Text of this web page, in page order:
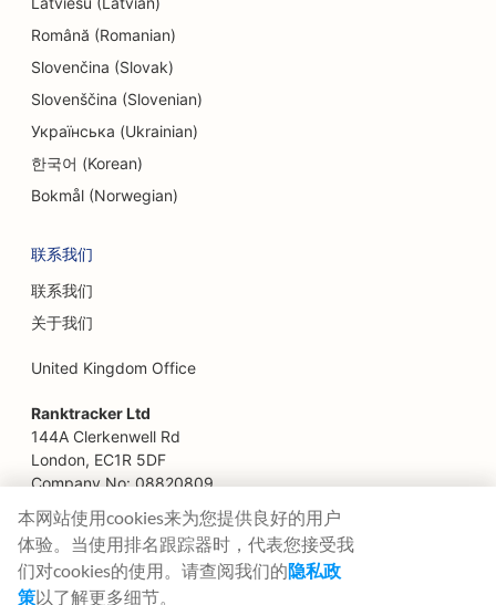
Română (Romanian)
Slovenčina (Slovak)
Slovenščina (Slovenian)
Українська (Ukrainian)
한국어 (Korean)
Bokmål (Norwegian)
联系我们
联系我们
关于我们
United Kingdom Office
Ranktracker Ltd
144A Clerkenwell Rd
London, EC1R 5DF
Company No: 08820809
felix@ranktracker.com
2015 -2026© Ranktracker. All Rights Reserved.
本网站使用cookies来为您提供良好的用户
体验。当使用排名跟踪器时，代表您接受我
们对cookies的使用。请查阅我们的隐私政
策以了解更多细节。